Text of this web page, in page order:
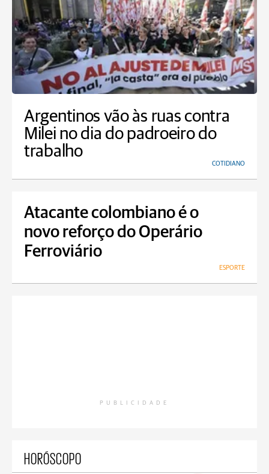
Argentinos vão às ruas contra
Milei no dia do padroeiro do
trabalho
COTIDIANO
Atacante colombiano é o
novo reforço do Operário
Ferroviário
ESPORTE
PUBLICIDADE
HORÓSCOPO